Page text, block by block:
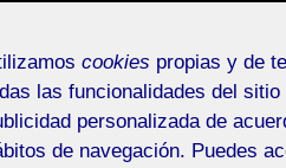
DISSENY
cookies propias y de
las funcionalidades del
personalizada de
de navegación. Puedes